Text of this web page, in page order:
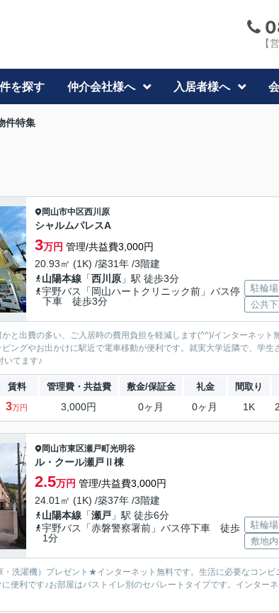
【
を探す 仲介会社様へ 入居者様へ
件特集
岡山市中区西川原
シャルムパレスA
3万円 管理/共益費3,000円
20.93㎡ (1K) /築31年 /3階建
山陽本線 「西川原 」駅 徒歩3分
宇野バス「岡山ハートクリニック前」バス停
下車 徒歩3分
駐輪場
公共
出費の多い、ご入居時の費用負担を軽減します(^^)/インターネット
ングやお出かけに駅近で電車移動が便利です。就実大学近隣で、学
いてます♪
賃料 管理費・共益費 敷金/保証金 礼金 間取り
3万円 3,000円 0ヶ月 0ヶ月 1K
岡山市東区瀬戸町光明谷
ル・クール瀬戸Ⅱ棟
2.5万円 管理/共益費3,000円
24.01㎡ (1K) /築37年 /3階建
山陽本線 「瀬戸 」駅 徒歩6分
宇野バス「赤磐警察署前」バス停下車 徒歩
1分
駐輪場
敷地
洗濯機）プレゼント★インターネット無料です。生活に必要なコンビ
便利です♪お部屋はバストイレ別のセパレートタイプです。インター